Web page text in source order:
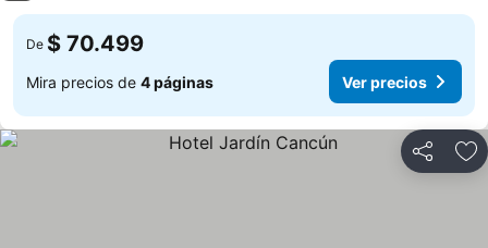
De $ 70.499
Mira precios de 4 páginas Ver precios
Compartir